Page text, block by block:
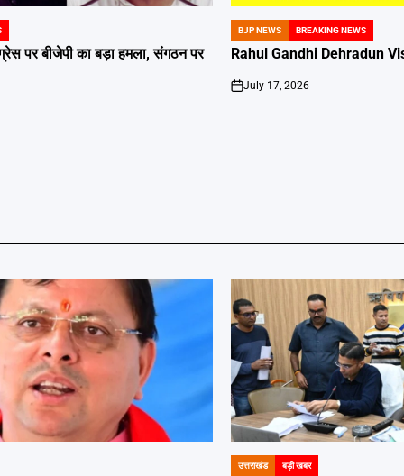
पर बीजेपी का बड़ा हमला, संगठन पर
POSTED
IN
BJP NEWS BREAKING NEWS
Rahul Gandhi Dehradun
on
July 17, 2026
POSTED
उत्तराखंड बड़ी खबर